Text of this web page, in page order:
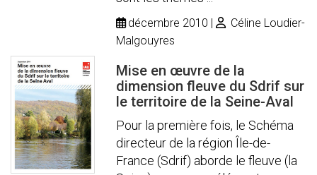
décembre 2010
Céline Loudier-
Malgouyres
Mise en œuvre de la
dimension fleuve du Sdrif sur
le territoire de la Seine-Aval
Pour la première fois, le Schéma
directeur de la région Île-de-
France (Sdrif) aborde le fleuve (la